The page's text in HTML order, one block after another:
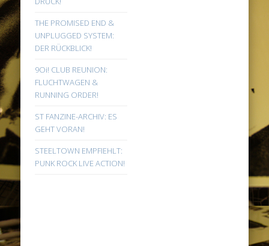
THE PROMISED END &
UNPLUGGED SYSTEM:
DER RÜCKBLICK!
9Oi! CLUB REUNION:
FLUCHTWAGEN &
RUNNING ORDER!
ST FANZINE-ARCHIV: ES
GEHT VORAN!
STEELTOWN EMPFIEHLT:
PUNK ROCK LIVE ACTION!